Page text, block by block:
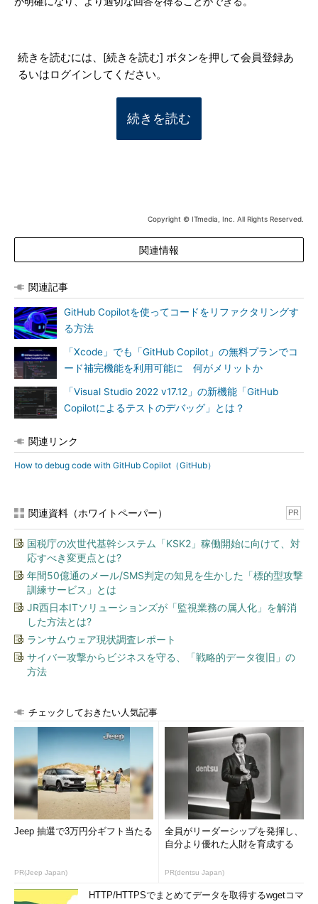
続きを読むには、[続きを読む] ボタンを押して会員登録あ
るいはログインしてください。
続きを読む
Copyright © ITmedia, Inc. All Rights Reserved.
関連情報
関連記事
GitHub Copilotを使ってコードをリファクタリングす
る方法
「Xcode」でも「GitHub Copilot」の無料プランでコ
ード補完機能を利用可能に 何がメリットか
「Visual Studio 2022 v17.12」の新機能「GitHub
Copilotによるテストのデバッグ」とは？
関連リンク
How to debug code with GitHub Copilot（GitHub）
関連資料（ホワイトペーパー） PR
国税庁の次世代基幹システム「KSK2」稼働開始に向けて、対
応すべき変更点とは?
年間50億通のメール/SMS判定の知見を生かした「標的型攻撃
訓練サービス」とは
JR西日本ITソリューションズが「監視業務の属人化」を解消
した方法とは?
ランサムウェア現状調査レポート
サイバー攻撃からビジネスを守る、「戦略的データ復旧」の
方法
チェックしておきたい人気記事
Jeep 抽選で3万円分ギフト当たる
PR(Jeep Japan)
全員がリーダーシップを発揮し、
自分より優れた人財を育成する
PR(dentsu Japan)
HTTP/HTTPSでまとめてデータを取得するwgetコマ